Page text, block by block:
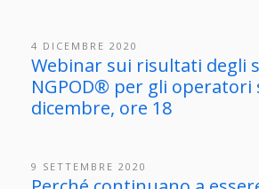
4 DICEMBRE 2020
Webinar sui risultati degli
NGPOD® per gli operatori
dicembre, ore 18
9 SETTEMBRE 2020